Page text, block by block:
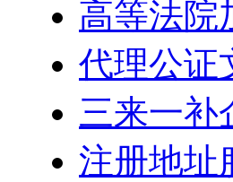
高等法院
代理公证
三来一补
注册地址